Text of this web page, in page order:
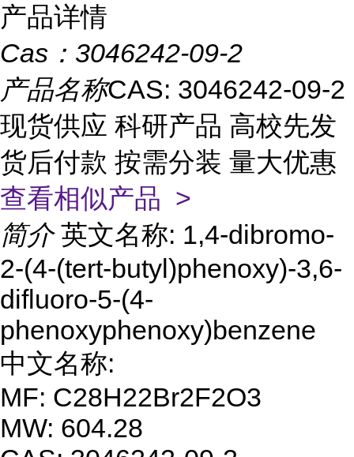
产品详情
Cas： 3046242-09-2
产品名称CAS: 3046242-09-2
现货供应 科研产品 高校先发
货后付款 按需分装 量大优惠
查看相似产品 >
简介 英文名称: 1,4-dibromo-
2-(4-(tert-butyl)phenoxy)-3,6-
difluoro-5-(4-
phenoxyphenoxy)benzene
中文名称:
MF: C28H22Br2F2O3
MW: 604.28